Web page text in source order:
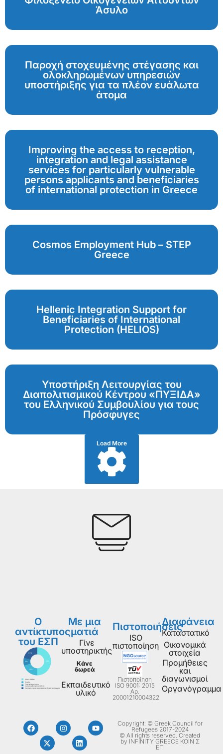
Άσυλο
Παροχή στοχευμένης στέγασης και
ολοκληρωμένων υπηρεσιών
υποστήριξης για τα πλέον ευάλωτα
άτομα
Improving the access to reception,
integration and legal assistance
services for particularly vulnerable
persons applicants and beneficiaries
of international protection in Greece
Cosmos Employment Hub – STEP
Greece
Hellenic Integration Support for
Beneficiaries of International
Protection (HELIOS)
Υποστήριξη Λειτουργίας του
Διαπολιτισμικού Κέντρου «ΠΥΞΙΔΑ»
του Ελληνικού Συμβουλίου για τους
Πρόσφυγες
Load More
Ο
αντίκτυπος
του ΕΣΠ
Με μια
ματιά
Γίνε
υποστηρικτής
Κάνε
δωρεά
Εκπαιδευτικό
υλικό
Πιστοποιήσεις
ISO
πιστοποίηση
Πιστοποίηση
ISO 9001: 2015
Aρ.
20001210004322
Διαφάνεια
Καταστατικό
Οικονομικά
στοιχεία
Προμήθειες
και
διαγωνισμοί
Οργανόγραμμα
Copyright: © Greek Council for
Refugees 2017-2024
© All rights reserved. Created
by INFINITY GREECE ΚΟΙΝ Σ
ΕΠ